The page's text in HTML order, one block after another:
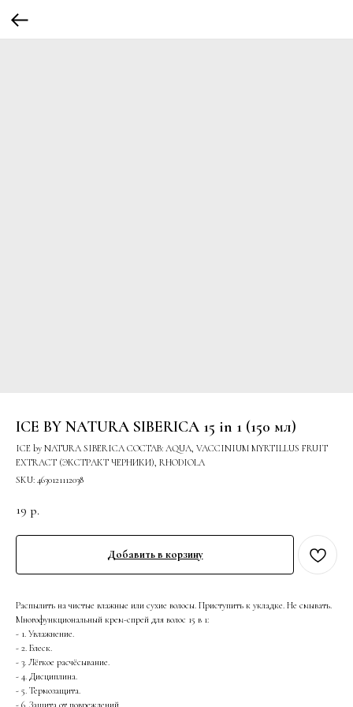
ICE BY NATURA SIBERICA 15 in 1 (150 мл)
ICE by NATURA SIBERICA СОСТАВ: AQUA, VACCINIUM MYRTILLUS FRUIT
EXTRACT (ЭКСТРАКТ ЧЕРНИКИ), RHODIOLA
SKU: 4630121112038
19 р.
Добавить в корзину
Распылить на чистые влажные или сухие волосы. Приступить к укладке. Не смывать.
Многофункциональный крем-спрей для волос 15 в 1:
- 1. Увлажнение.
- 2. Блеск.
- 3. Лёгкое расчёсывание.
- 4. Дисциплина.
- 5. Термозащита.
- 6. Защита от повреждений.